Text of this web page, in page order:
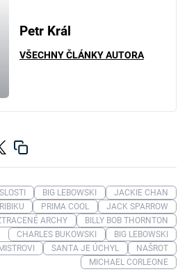
Petr Král
VŠECHNY ČLÁNKY AUTORA
BIG LEBOWSKI
JACKIE CHAN
PRIMA COOL
JACK SPARROW
ARCHY
BILLY BOB THORNTON
CHARLES BUKOWSKI
BIG LEBOWSKI
SANTA JE ÚCHYL
NAŠROT
MICHAEL CORLEONE